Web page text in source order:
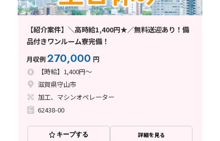
【紹介案件】＼高時給1,400円★／無料送迎あり！備
品付きワンルーム寮完備！
月収例270,000 円
【時給】1,400円～
滋賀県守山市
加工、マシンオペレーター
62438-00
キープする 詳細を見る